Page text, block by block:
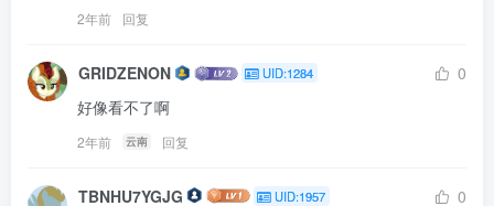
2年前 回复
GRIDZENON UID:1284
0
好像看不了啊
2年前 云南 回复
TBNHU7YGJG UID:1957
0